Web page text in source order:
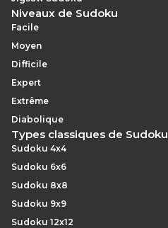
Niveaux de Sudoku
Facile
Moyen
Difficile
Expert
Extrême
Diabolique
Types classiques de Sudoku
Sudoku 4x4
Sudoku 6x6
Sudoku 8x8
Sudoku 9x9
Sudoku 12x12